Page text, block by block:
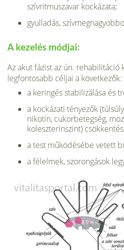
szívritmuszavar kockázata;
gyulladás,
A kezelés módjai:
Az akut fázist az ún. rehabilitáció
legfontosabb céljai a követke­zők:
a keringés stabilizálása és
a kockázati tényezők
nikotin, cukorbetegség,
koleszterinszint)
a test működésébe vetett
a félelmek, szorongások